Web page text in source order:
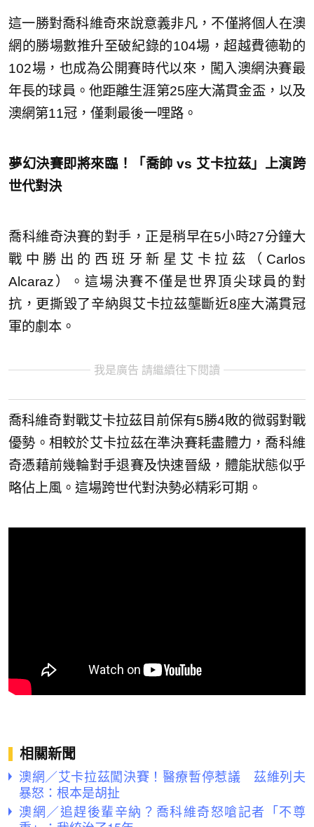
這一勝對喬科維奇來說意義非凡，不僅將個人在澳
網的勝場數推升至破紀錄的104場，超越費德勒的
102場，也成為公開賽時代以來，闖入澳網決賽最
年長的球員。他距離生涯第25座大滿貫金盃，以及
澳網第11冠，僅剩最後一哩路。
夢幻決賽即將來臨！「喬帥 vs 艾卡拉茲」上演跨
世代對決
喬科維奇決賽的對手，正是稍早在5小時27分鐘大
戰中勝出的西班牙新星艾卡拉茲（Carlos
Alcaraz）。這場決賽不僅是世界頂尖球員的對
抗，更撕毀了辛納與艾卡拉茲壟斷近8座大滿貫冠
軍的劇本。
我是廣告 請繼續往下閱讀
喬科維奇對戰艾卡拉茲目前保有5勝4敗的微弱對戰
優勢。相較於艾卡拉茲在準決賽耗盡體力，喬科維
奇憑藉前幾輪對手退賽及快速晉級，體能狀態似乎
略佔上風。這場跨世代對決勢必精彩可期。
相關新聞
澳網／艾卡拉茲闖決賽！醫療暫停惹議 茲維列夫
暴怒：根本是胡扯
澳網／追趕後輩辛納？喬科維奇怒嗆記者「不尊